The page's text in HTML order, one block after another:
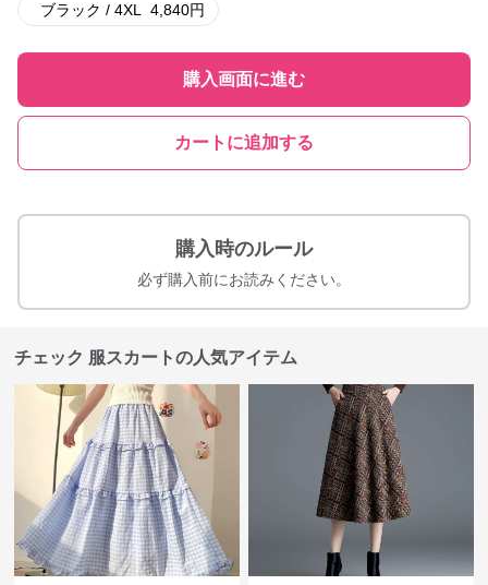
ブラック / 4XL 4,840円
購入画面に進む
カートに追加する
購入時のルール
必ず購入前にお読みください。
チェック 服スカートの人気アイテム